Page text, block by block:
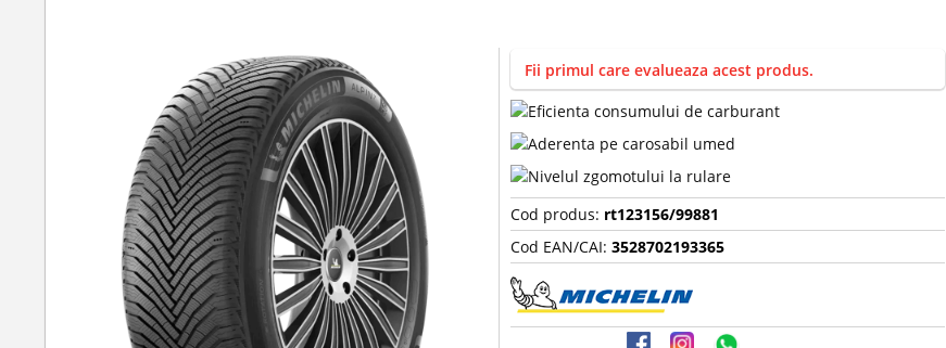
Fii primul care evalueaza acest produs.
Cod produs: rt123156/99881
Cod EAN/CAI:3528702193365